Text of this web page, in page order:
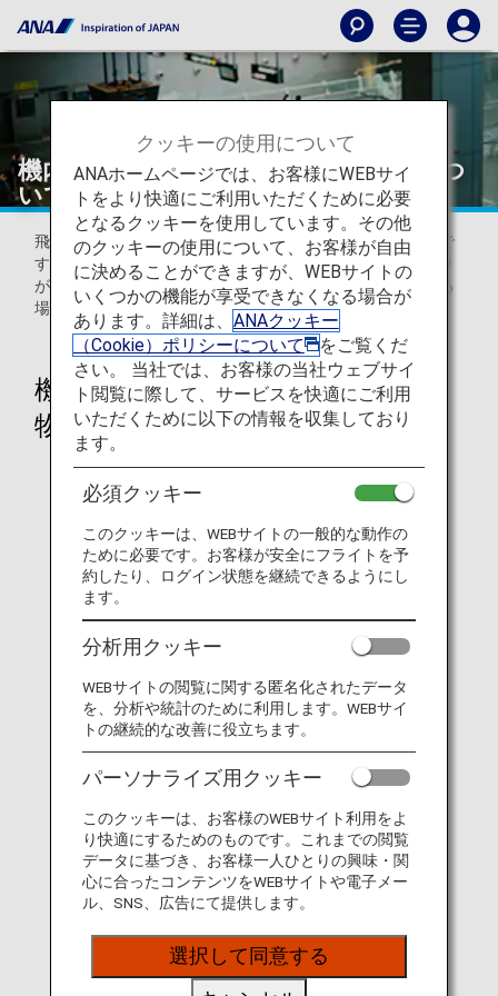
機内持ち込みに注意が必要な手荷物につ
いて（日本国内線）
飛行機内へのお持ち込みにご注意が必要な手荷物のご案内で
す。キャリーバッグやスーツケースは、収納スペースに限り
がございますので規定サイズ内でもお持ち込みをご遠慮する
場合がございます。
機内持ち込みに注意が必要な手荷
物の例
大型三脚
折りたたんだ状態で長さ60cmを超える大型三脚はお持
ち込みいただけません。
クッキーの使用について
ANAホームページでは、お客様にWEBサイ
トをより快適にご利用いただくために必要
となるクッキーを使用しています。その他
のクッキーの使用について、お客様が自由
に決めることができますが、WEBサイトの
いくつかの機能が享受できなくなる場合が
あります。詳細は、 ANAクッキー
（Cookie）ポリシーについて
をご覧くだ
さい。 当社では、お客様の当社ウェブサイ
ト閲覧に際して、サービスを快適にご利用
いただくために以下の情報を収集しており
ます。
必須クッキー
このクッキーは、WEBサイトの一般的な動作の
ために必要です。お客様が安全にフライトを予
約したり、ログイン状態を継続できるようにし
ます。
分析用クッキー
WEBサイトの閲覧に関する匿名化されたデータ
を、分析や統計のために利用します。WEBサイ
トの継続的な改善に役立ちます。
パーソナライズ用クッキー
このクッキーは、お客様のWEBサイト利用をよ
り快適にするためのものです。これまでの閲覧
データに基づき、お客様一人ひとりの興味・関
心に合ったコンテンツをWEBサイトや電子メー
ル、SNS、広告にて提供します。
選択して同意する